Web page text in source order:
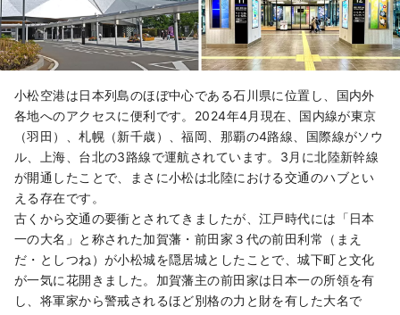
小松空港は日本列島のほぼ中心である石川県に位置し、国内外
各地へのアクセスに便利です。2024年4月現在、国内線が東京
（羽田）、札幌（新千歳）、福岡、那覇の4路線、国際線がソウ
ル、上海、台北の3路線で運航されています。3月に北陸新幹線
が開通したことで、まさに小松は北陸における交通のハブとい
える存在です。
古くから交通の要衝とされてきましたが、江戸時代には「日本
一の大名」と称された加賀藩・前田家３代の前田利常（まえ
だ・としつね）が小松城を隠居城としたことで、城下町と文化
が一気に花開きました。加賀藩主の前田家は日本一の所領を有
し、将軍家から警戒されるほど別格の力と財を有した大名で